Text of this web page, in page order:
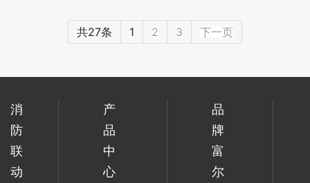
共27条 1 2 3 下一页
消
防
联
动
产
品
中
心
品
牌
富
尔